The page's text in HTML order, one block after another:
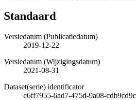
Standaard
Versiedatum (Publicatiedatum)
2019-12-22
Versiedatum (Wijzigingsdatum)
2021-08-31
Dataset(serie) identificator
c6ff7955-6ad7-475d-9a08-